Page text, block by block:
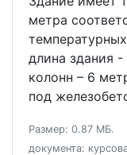
метра
длина здания
колонн – 6
под
Размер: 0.87 МБ.
документа: